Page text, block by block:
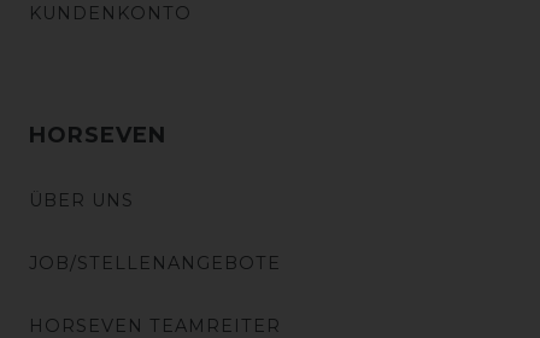
KUNDENKONTO
HORSEVEN
ÜBER UNS
JOB/STELLENANGEBOTE
HORSEVEN TEAMREITER